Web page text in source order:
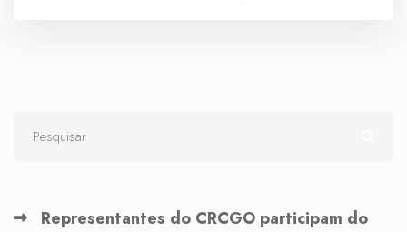
Representantes do CRCGO participam do